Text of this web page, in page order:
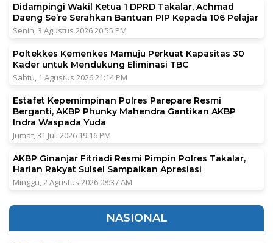
Didampingi Wakil Ketua 1 DPRD Takalar, Achmad
Daeng Se’re Serahkan Bantuan PIP Kepada 106 Pelajar
Senin, 3 Agustus 2026 20:55 PM
Poltekkes Kemenkes Mamuju Perkuat Kapasitas 30
Kader untuk Mendukung Eliminasi TBC
Sabtu, 1 Agustus 2026 21:14 PM
Estafet Kepemimpinan Polres Parepare Resmi
Berganti, AKBP Phunky Mahendra Gantikan AKBP
Indra Waspada Yuda
Jumat, 31 Juli 2026 19:16 PM
AKBP Ginanjar Fitriadi Resmi Pimpin Polres Takalar,
Harian Rakyat Sulsel Sampaikan Apresiasi
Minggu, 2 Agustus 2026 08:37 AM
NASIONAL